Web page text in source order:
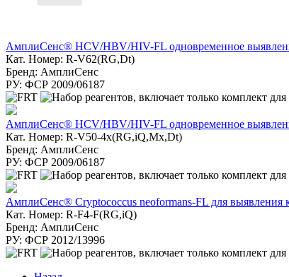
АмплиСенс® HCV/HBV/HIV-FL одновременное
Кат. Номер: R-V62(RG,Dt)
Бренд: АмплиСенс
РУ: ФСР 2009/06187
АмплиСенс® HCV/HBV/HIV-FL одновременное
Кат. Номер: R-V50-4x(RG,iQ,Mx,Dt)
Бренд: АмплиСенс
РУ: ФСР 2009/06187
АмплиСенс® Cryptococcus neoformans-FL для выявления
Кат. Номер: R-F4-F(RG,iQ)
Бренд: АмплиСенс
РУ: ФСР 2012/13996